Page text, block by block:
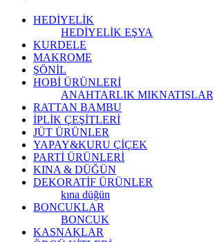
HEDİYELİK
HEDİYELİK EŞYA
KURDELE
MAKROME
ŞÖNİL
HOBİ ÜRÜNLERİ
ANAHTARLIK MIKNATISLAR
RATTAN BAMBU
İPLİK ÇEŞİTLERİ
JÜT ÜRÜNLER
YAPAY&KURU ÇİÇEK
PARTİ ÜRÜNLERİ
KINA & DÜĞÜN
DEKORATİF ÜRÜNLER
kına düğün
BONCUKLAR
BONCUK
KASNAKLAR